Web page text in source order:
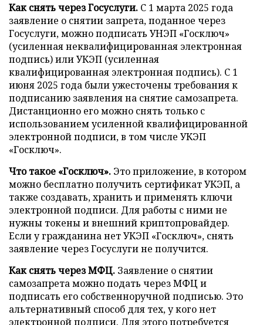
Как снять через Госуслуги. С 1 марта 2025 года
заявление о снятии запрета, поданное через
Госуслуги, можно подписать УНЭП «Госключ»
(усиленная неквалифицированная электронная
подпись) или УКЭП (усиленная
квалифицированная электронная подпись). С 1
июня 2025 года были ужесточены требования к
подписанию заявления на снятие самозапрета.
Дистанционно его можно снять только с
использованием усиленной квалифицированной
электронной подписи, в том числе УКЭП
«Госключ».
Что такое «Госключ». Это приложение, в котором
можно бесплатно получить сертификат УКЭП, а
также создавать, хранить и применять ключи
электронной подписи. Для работы с ними не
нужны токены и внешний криптопровайдер.
Если у гражданина нет УКЭП «Госключ», снять
заявление через Госуслуги не получится.
Как снять через МФЦ. Заявление о снятии
самозапрета можно подать через МФЦ и
подписать его собственноручной подписью. Это
альтернативный способ для тех, у кого нет
электронной подписи. Для этого потребуется